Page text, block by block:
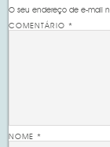
O seu endereço de e-mail
COMENTÁRIO*
NOME*